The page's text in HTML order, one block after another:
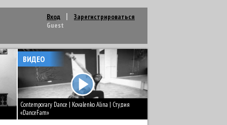
Вход
Зарегистрироваться
Guest
Contemporary Dance | Kovalenko Alina | Студия
«DanceFam»
ВИДЕО